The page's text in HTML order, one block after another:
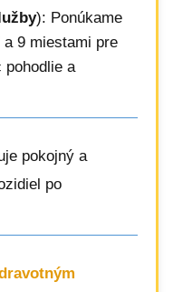
): Ponúkame
9 miestami pre
pohodlie a
pokojný a
po